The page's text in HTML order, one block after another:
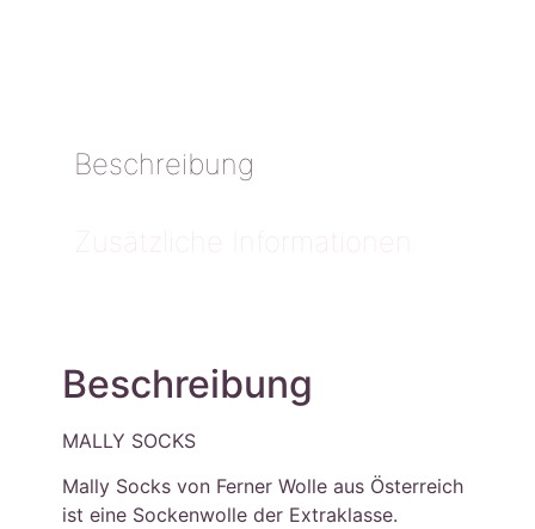
Beschreibung
Zusätzliche Informationen
Beschreibung
MALLY SOCKS
Mally Socks von Ferner Wolle aus Österreich
ist eine Sockenwolle der Extraklasse.